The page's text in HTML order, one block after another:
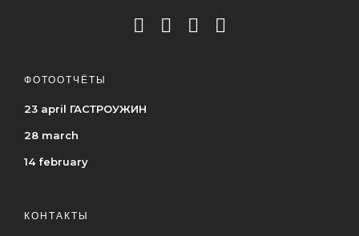
ФОТООТЧЁТЫ
23 april ГАСТРОУЖИН
28 march
14 february
КОНТАКТЫ